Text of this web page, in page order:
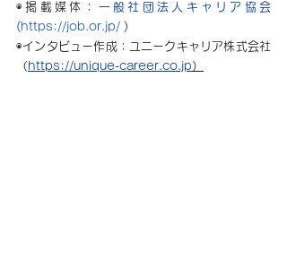
◉掲載媒体： 一般社団法人キャリア協会
(https://job.or.jp/ )
◉インタビュー作成：ユニークキャリア株式会社
（https://unique-career.co.jp）